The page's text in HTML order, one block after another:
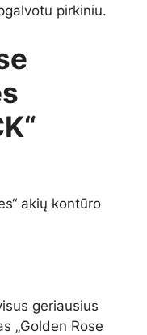
pirkiniu.
geriausius
„Golden Rose